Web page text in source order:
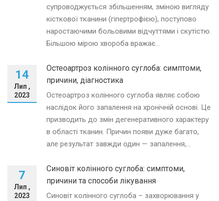
супроводжується збільшенням, зміною вигляду
кісткової тканини (гіпертрофією), поступово
наростаючими больовими відчуттями і скутістю.
Більшою мірою хвороба вражає...
14
Лип ,
2023
Остеоартроз колінного суглоба: симптоми,
причини, діагностика
Остеоартроз колінного суглоба являє собою
наслідок його запалення на хронічній основі. Це
призводить до змін дегенеративного характеру
в області тканин. Причин появи дуже багато,
але результат завжди один — запалення,...
7
Лип ,
2023
Синовіт колінного суглоба: симптоми,
причини та способи лікування
Синовіт колінного суглоба – захворювання у